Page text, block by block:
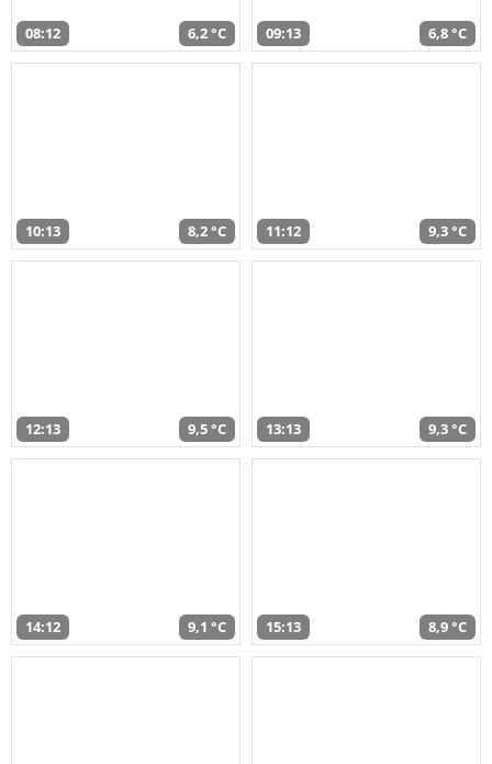
08:12 6,2 °C 09:13 6,8 °C
10:13 8,2 °C 11:12 9,3 °C
12:13 9,5 °C 13:13 9,3 °C
14:12 9,1 °C 15:13 8,9 °C